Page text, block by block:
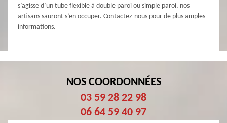
s’agisse d’un tube flexible à double paroi ou simple paroi, nos
artisans sauront s’en occuper. Contactez-nous pour de plus amples
informations.
NOS COORDONNÉES
03 59 28 22 98
06 64 59 40 97